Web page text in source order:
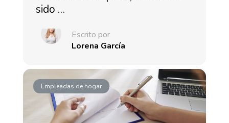
sido …
Escrito por
Lorena García
Empleadas de hogar